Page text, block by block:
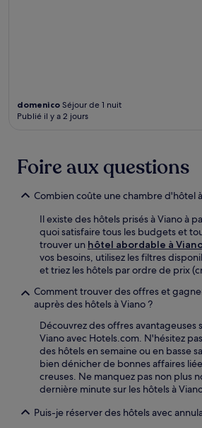
domenico Séjour de 1 nuit
Publié il y a 2 jours
Foire aux questions
Combien coûte une chambre d'hôtel
Il existe des hôtels prisés à Viano à
quoi satisfaire tous les budgets et
trouver un hôtel abordable à
vos besoins, utilisez les filtres
et triez les hôtels par ordre de prix
Comment trouver des offres et
auprès des hôtels à Viano ?
Découvrez des offres avantageuses
Viano avec Hotels.com. N'hésitez
des hôtels en semaine ou en basse
bien dénicher de bonnes affaires
creuses. Ne manquez pas non plus
dernière minute sur les hôtels à
Puis-je réserver des hôtels avec